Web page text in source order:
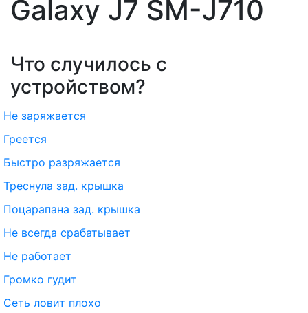
Galaxy J7 SM-J710
Что случилось с
устройством?
Не заряжается
Греется
Быстро разряжается
Треснула зад. крышка
Поцарапана зад. крышка
Не всегда срабатывает
Не работает
Громко гудит
Сеть ловит плохо